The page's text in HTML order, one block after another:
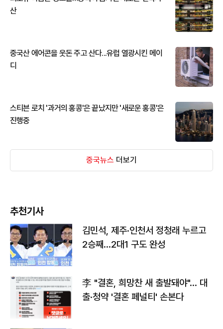
산
중국산 에어콘을 웃돈 주고 산다...유럽 열광시킨 메이
디
스티븐 로치 '과거의 홍콩'은 끝났지만 '새로운 홍콩'은
진행중
중국뉴스 더보기
추천기사
김민석, 제주·인천서 정청래 누르고
2승째…2대1 구도 완성
李 "결혼, 희망찬 새 출발돼야"… 대
출·청약 '결혼 페널티' 손본다